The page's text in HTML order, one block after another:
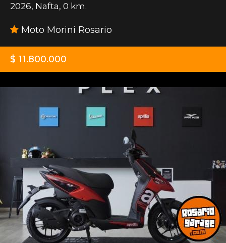
2026, Nafta, 0 km.
Moto Morini Rosario
$ 11.800.000